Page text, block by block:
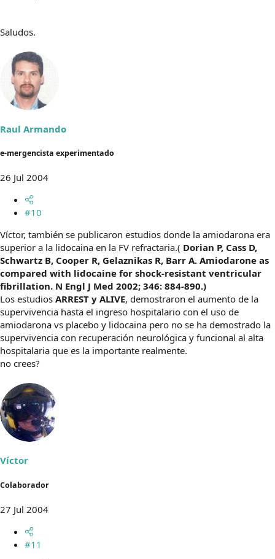
Saludos.
Raul Armando
e-mergencista experimentado
26 Jul 2004
#10
Víctor, también se publicaron estudios donde la amiodarona era
superior a la lidocaina en la FV refractaria.( Dorian P, Cass D,
Schwartz B, Cooper R, Gelaznikas R, Barr A. Amiodarone as
compared with lidocaine for shock-resistant ventricular
fibrillation. N Engl J Med 2002; 346: 884-890.)
Los estudios ARREST y ALIVE, demostraron el aumento de la
supervivencia hasta el ingreso hospitalario con el uso de
amiodarona vs placebo y lidocaina pero no se ha demostrado la
supervivencia con recuperación neurológica y funcional al alta
hospitalaria que es la importante realmente.
no crees?
Víctor
Colaborador
27 Jul 2004
#11